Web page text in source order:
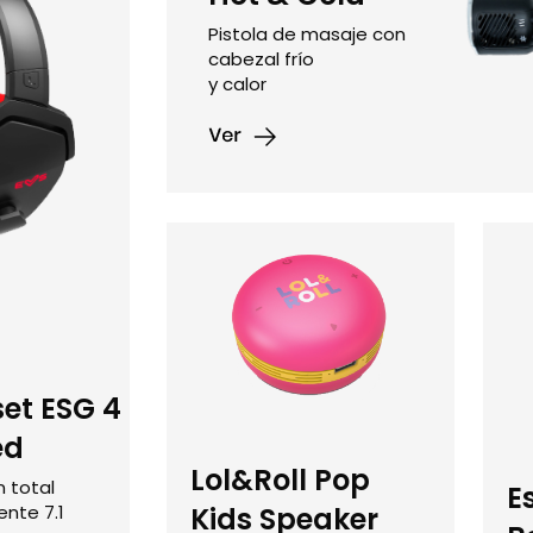
ESG 4
total
7.1
Pistola de masaje con
cabezal frío
y calor
Lol&Roll Pop
Kids Speaker